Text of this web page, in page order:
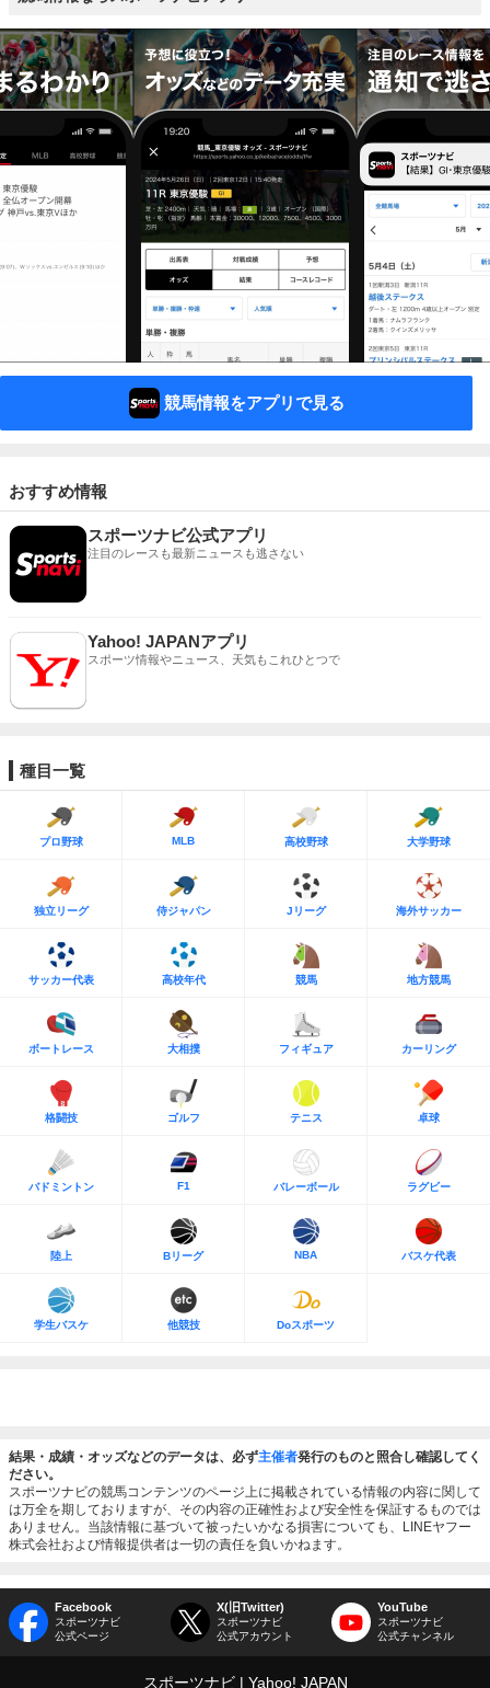
競馬情報をアプリで見る
おすすめ情報
スポーツナビ公式アプリ
注目のレースも最新ニュースも逃さない
Yahoo! JAPANアプリ
スポーツ情報やニュース、天気もこれひとつで
種目一覧
プロ野球 MLB 高校野球 大学野球
独立リーグ 侍ジャパン Jリーグ 海外サッカー
サッカー代表 高校年代 競馬 地方競馬
ボートレース 大相撲 フィギュア カーリング
格闘技 ゴルフ テニス 卓球
バドミントン F1 バレーボール ラグビー
陸上 Bリーグ NBA バスケ代表
学生バスケ 他競技 Doスポーツ
結果・成績・オッズなどのデータは、必ず主催者発行のものと照合し確認してく
ださい。
スポーツナビの競馬コンテンツのページ上に掲載されている情報の内容に関して
は万全を期しておりますが、その内容の正確性および安全性を保証するものでは
ありません。当該情報に基づいて被ったいかなる損害についても、LINEヤフー
株式会社および情報提供者は一切の責任を負いかねます。
Facebook
スポーツナビ
公式ページ
X(旧Twitter)
スポーツナビ
公式アカウント
YouTube
スポーツナビ
公式チャンネル
スポーツナビ Yahoo! JAPAN